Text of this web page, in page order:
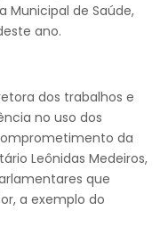
Municipal de Saúde,
ano.
dos trabalhos e
no uso dos
da
Leônidas Medeiros,
que
a exemplo do